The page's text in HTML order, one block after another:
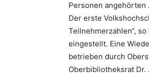
Personen angehörten
Der erste
Teilnehmerzahlen“,
eingestellt. Eine
betrieben durch
Oberbibliotheksrat